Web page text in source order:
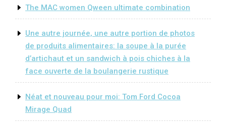
The MAC women Qween ultimate combination
Une autre journée, une autre portion de photos
de produits alimentaires: la soupe à la purée
d’artichaut et un sandwich à pois chiches à la
face ouverte de la boulangerie rustique
Néat et nouveau pour moi: Tom Ford Cocoa
Mirage Quad